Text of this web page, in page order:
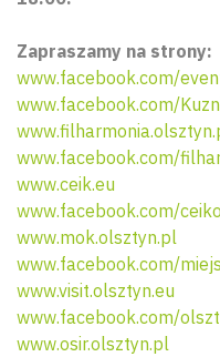
Zapraszamy na strony:
www.facebook.com/
www.facebook.com/
www.facebook.com/
www.ceik.eu
www.facebook.com/
www.mok.olsztyn.pl
www.facebook.com/
www.visit.olsztyn.eu
www.facebook.com/
www.osir.olsztyn.pl